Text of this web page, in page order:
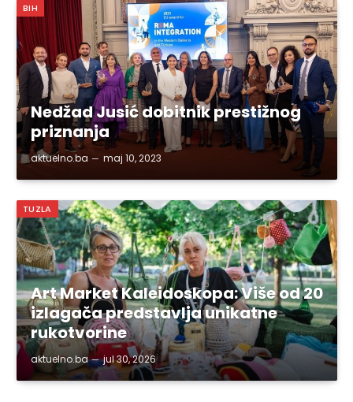
BIH
Nedžad Jusić dobitnik prestižnog
priznanja
aktuelno.ba maj 10, 2023
TUZLA
Art Market Kaleidoskopa: Više od 20
izlagača predstavlja unikatne
rukotvorine
aktuelno.ba jul 30, 2026